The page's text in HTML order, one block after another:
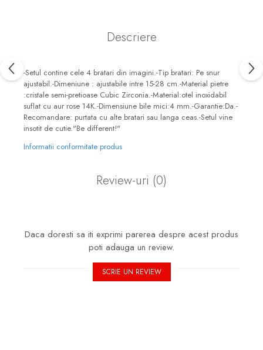
Descriere
-Setul contine cele 4 bratari din imagini.-Tip bratari: Pe snur
ajustabil.-Dimeniune : ajustabile intre 15-28 cm.-Material pietre
:cristale semi-pretioase Cubic Zirconia.-Material:otel inoxidabil
suflat cu aur rose 14K.-Dimensiune bile mici:4 mm.-Garantie:Da.-
Recomandare: purtata cu alte bratari sau langa ceas.-Setul vine
insotit de cutie."Be different!"
Informatii conformitate produs
Review-uri (0)
Daca doresti sa iti exprimi parerea despre acest produs
poti adauga un review.
SCRIE UN REVIEW